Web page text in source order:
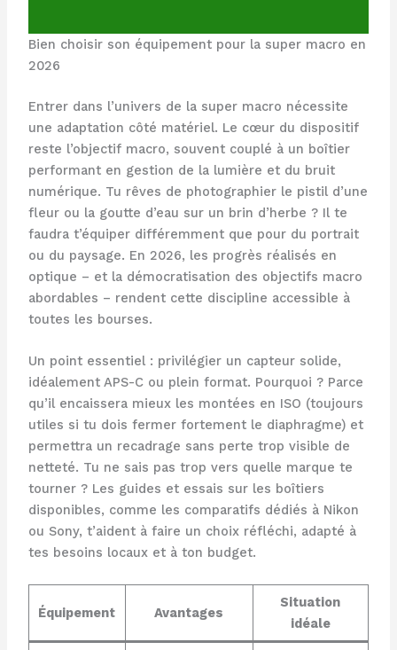
Bien choisir son équipement pour la super macro en
2026
Entrer dans l’univers de la super macro nécessite
une adaptation côté matériel. Le cœur du dispositif
reste l’objectif macro, souvent couplé à un boîtier
performant en gestion de la lumière et du bruit
numérique. Tu rêves de photographier le pistil d’une
fleur ou la goutte d’eau sur un brin d’herbe ? Il te
faudra t’équiper différemment que pour du portrait
ou du paysage. En 2026, les progrès réalisés en
optique – et la démocratisation des objectifs macro
abordables – rendent cette discipline accessible à
toutes les bourses.
Un point essentiel : privilégier un capteur solide,
idéalement APS-C ou plein format. Pourquoi ? Parce
qu’il encaissera mieux les montées en ISO (toujours
utiles si tu dois fermer fortement le diaphragme) et
permettra un recadrage sans perte trop visible de
netteté. Tu ne sais pas trop vers quelle marque te
tourner ? Les guides et essais sur les boîtiers
disponibles, comme les comparatifs dédiés à Nikon
ou Sony, t’aident à faire un choix réfléchi, adapté à
tes besoins locaux et à ton budget.
Équipement Avantages
Situation
idéale